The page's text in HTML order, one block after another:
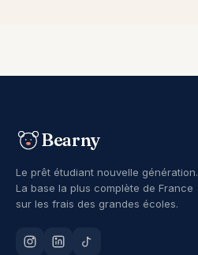
Bearny
Le prêt étudiant nouvelle génération.
La base la plus complète de France
sur les frais des grandes écoles.